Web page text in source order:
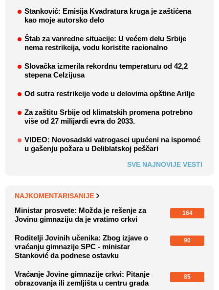
Stanković: Emisija Kvadratura kruga je zaštićena
kao moje autorsko delo
Štab za vanredne situacije: U većem delu Srbije
nema restrikcija, vodu koristite racionalno
Slovačka izmerila rekordnu temperaturu od 42,2
stepena Celzijusa
Od sutra restrikcije vode u delovima opštine Arilje
Za zaštitu Srbije od klimatskih promena potrebno
više od 27 milijardi evra do 2033.
VIDEO: Novosadski vatrogasci upućeni na ispomoć
u gašenju požara u Deliblatskoj peščari
SVE NAJNOVIJE VESTI
NAJKOMENTARISANIJE
Ministar prosvete: Možda je rešenje za
Jovinu gimnaziju da je vratimo crkvi
164
Roditelji Jovinih učenika: Zbog izjave o
vraćanju gimnazije SPC - ministar
Stanković da podnese ostavku
90
Vraćanje Jovine gimnazije crkvi: Pitanje
obrazovanja ili zemljišta u centru grada
85